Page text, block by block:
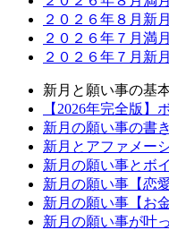
２０２６年８月新
２０２６年７月満
２０２６年７月新
新月と願い事の基
【2026年完全版】
新月の願い事の書
新月とアファメー
新月の願い事とボ
新月の願い事【恋
新月の願い事【お
新月の願い事が叶